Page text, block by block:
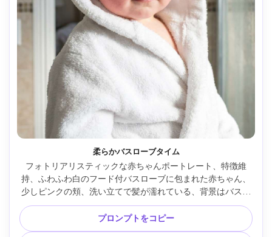
柔らかバスローブタイム
フォトリアリスティックな赤ちゃんポートレート、特徴維
持、ふわふわ白のフード付バスローブに包まれた赤ちゃん、
少しピンクの頬、洗い立てで髪が濡れている、背景はバスル
ームの出入口がぼやけて、明るい拡散自然光、Sony A7III、
50mm f/1.8、クローズアップ構図、清潔な白と暖かい肌色、
リアルな水の艶、穏やかな居心地よい雰囲気、高解像度で目
プロンプトをコピー